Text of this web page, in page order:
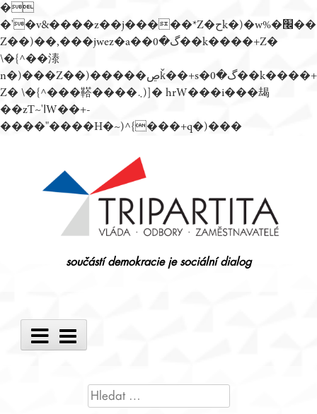
�
�'�v&����z��j�����*Z�حk�)�w%�׬��
Z��)��,���jwez�a��گ�0��k����+Z�
\�{^��溙
n�)���Z��)�����ڝǩ��+s�گ�0��k����+
Z� \�{^���鞳����܆)]� hrW���i���朅
��zƬ~'ߊW��+-
����"����H�~)^{���+q�)���
součástí demokracie je sociální dialog
Main
Menu
VYHLEDÁVÁNÍ